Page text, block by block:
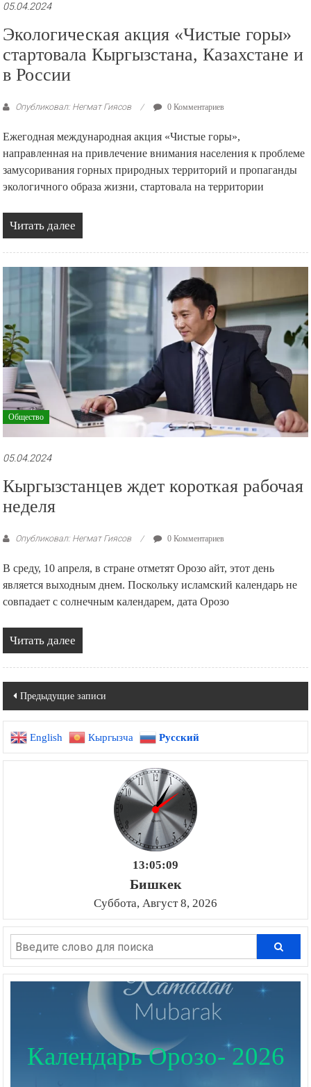
05.04.2024
Экологическая акция «Чистые горы»
стартовала Кыргызстана, Казахстане и
в России
Опубликовал: Негмат Гиясов 0 Комментариев
Ежегодная международная акция «Чистые горы»,
направленная на привлечение внимания населения к проблеме
замусоривания горных природных территорий и пропаганды
экологичного образа жизни, стартовала на территории
Читать далее
Общество
05.04.2024
Кыргызстанцев ждет короткая рабочая
неделя
Опубликовал: Негмат Гиясов 0 Комментариев
В среду, 10 апреля, в стране отметят Орозо айт, этот день
является выходным днем. Поскольку исламский календарь не
совпадает с солнечным календарем, дата Орозо
Читать далее
Навигация
по
записям
Предыдущие записи
English Кыргызча Русский
13:05:11
Бишкек
Суббота, Август 8, 2026
Календарь Орозо- 2026